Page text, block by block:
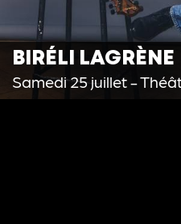
BIRÉLI LAGRÈNE
Samedi 25 juillet-